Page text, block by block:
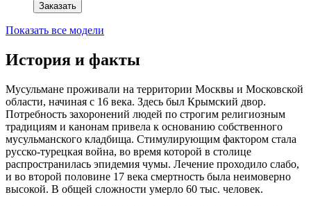
Заказать
Показать все модели
История и факты
Мусульмане проживали на территории Москвы и Московской
области, начиная с 16 века. Здесь был Крымский двор.
Потребность захоронений людей по строгим религиозным
традициям и канонам привела к основанию собственного
мусульманского кладбища. Стимулирующим фактором стала
русско-турецкая война, во время которой в столице
распространилась эпидемия чумы. Лечение проходило слабо,
и во второй половине 17 века смертность была неимоверно
высокой. В общей сложности умерло 60 тыс. человек.